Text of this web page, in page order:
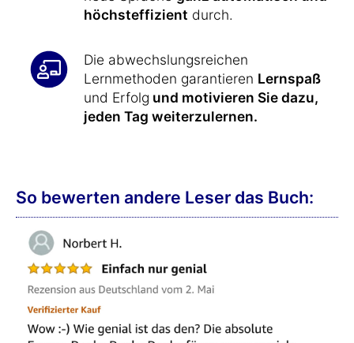
höchsteffizient durch.
Die abwechslungsreichen
Lernmethoden garantieren Lernspaß
und Erfolg und motivieren Sie dazu,
jeden Tag weiterzulernen.
So bewerten andere Leser das Buch: